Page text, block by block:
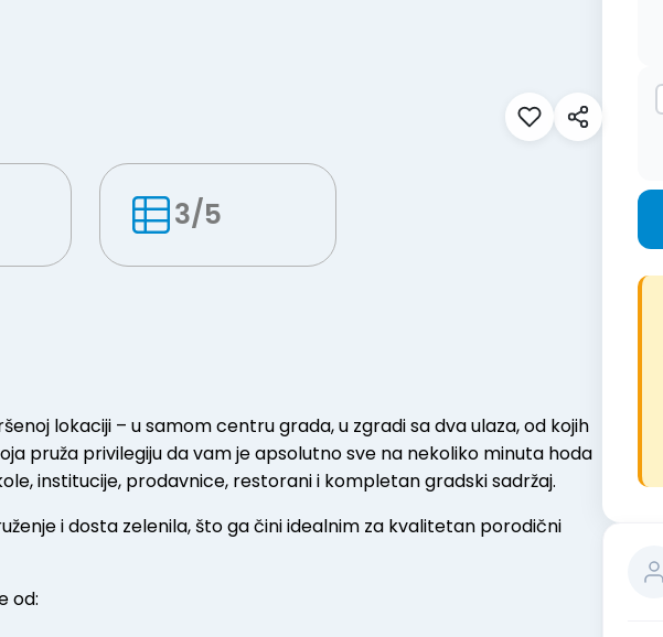
Dodaj u favorite
3/5
lokaciji – u samom centru grada, u zgradi sa dva ulaza, od kojih
pruža privilegiju da vam je apsolutno sve na nekoliko minuta hoda
institucije, prodavnice, restorani i kompletan gradski sadržaj.
i dosta zelenila, što ga čini idealnim za kvalitetan porodični
od: